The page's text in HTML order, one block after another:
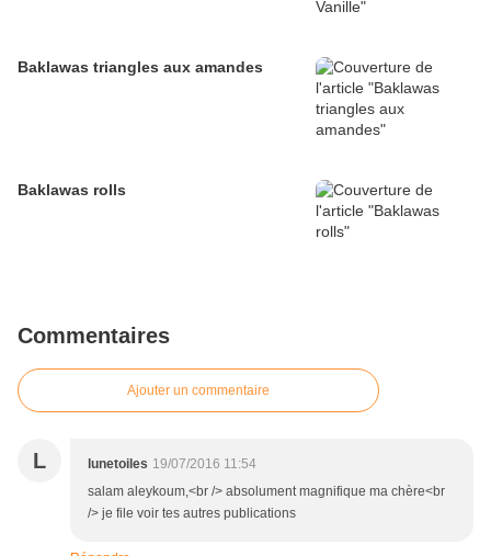
Baklawas triangles aux amandes
Baklawas rolls
Commentaires
Ajouter un commentaire
L lunetoiles 19/07/2016 11:54
salam aleykoum,<br /> absolument magnifique ma chère<br
/> je file voir tes autres publications